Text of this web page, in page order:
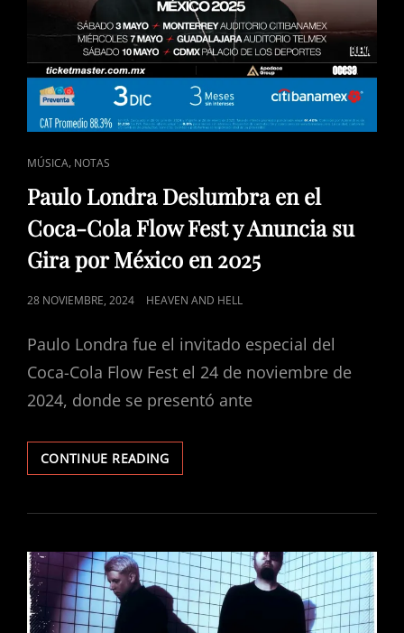
CAT
LINKS
MÚSICA, NOTAS
Paulo Londra Deslumbra en el
Coca-Cola Flow Fest y Anuncia su
Gira por México en 2025
POSTED
28 NOVIEMBRE, 2024 HEAVEN AND HELL
Paulo Londra fue el invitado especial del
Coca-Cola Flow Fest el 24 de noviembre de
2024, donde se presentó ante
CONTINUE READINGPAULO
LONDRA
EN
COCA-
COLA
FLOW
FEST